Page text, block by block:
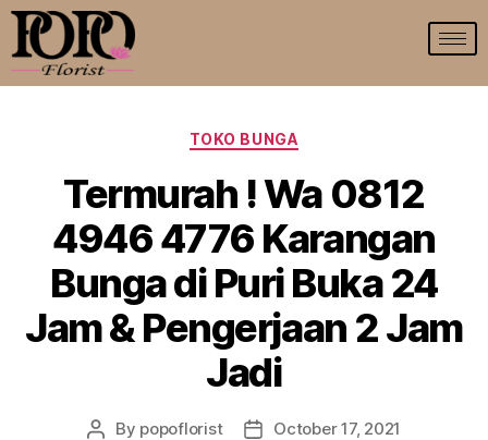
TOKO BUNGA
Termurah ! Wa 0812
4946 4776 Karangan
Bunga di Puri Buka 24
Jam & Pengerjaan 2 Jam
Jadi
By popoflorist October 17, 2021